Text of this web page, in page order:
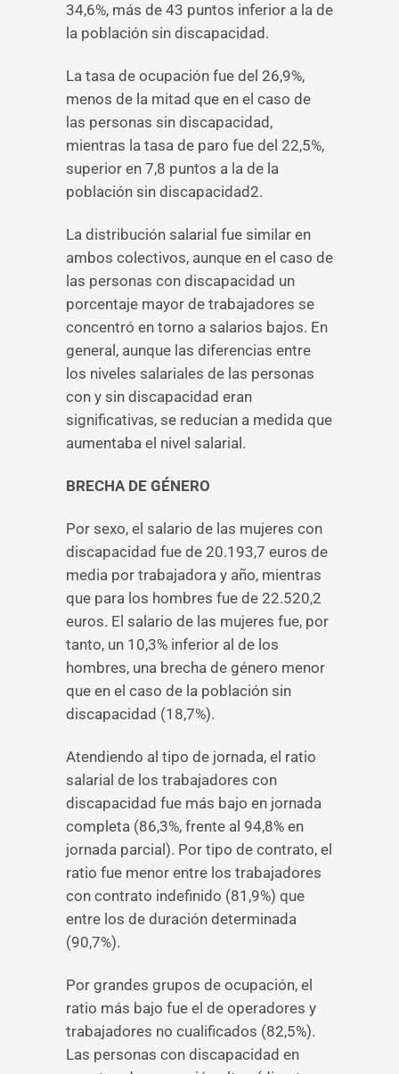
34,6%, más de 43 puntos inferior a la de
la población sin discapacidad.
La tasa de ocupación fue del 26,9%,
menos de la mitad que en el caso de
las personas sin discapacidad,
mientras la tasa de paro fue del 22,5%,
superior en 7,8 puntos a la de la
población sin discapacidad2.
La distribución salarial fue similar en
ambos colectivos, aunque en el caso de
las personas con discapacidad un
porcentaje mayor de trabajadores se
concentró en torno a salarios bajos. En
general, aunque las diferencias entre
los niveles salariales de las personas
con y sin discapacidad eran
significativas, se reducían a medida que
aumentaba el nivel salarial.
BRECHA DE GÉNERO
Por sexo, el salario de las mujeres con
discapacidad fue de 20.193,7 euros de
media por trabajadora y año, mientras
que para los hombres fue de 22.520,2
euros. El salario de las mujeres fue, por
tanto, un 10,3% inferior al de los
hombres, una brecha de género menor
que en el caso de la población sin
discapacidad (18,7%).
Atendiendo al tipo de jornada, el ratio
salarial de los trabajadores con
discapacidad fue más bajo en jornada
completa (86,3%, frente al 94,8% en
jornada parcial). Por tipo de contrato, el
ratio fue menor entre los trabajadores
con contrato indefinido (81,9%) que
entre los de duración determinada
(90,7%).
Por grandes grupos de ocupación, el
ratio más bajo fue el de operadores y
trabajadores no cualificados (82,5%).
Las personas con discapacidad en